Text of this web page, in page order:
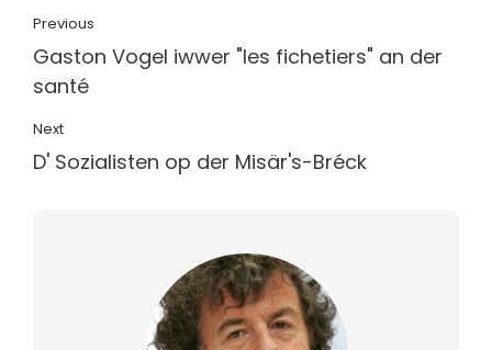
Previous
Gaston Vogel iwwer "les fichetiers" an der
santé
Next
D' Sozialisten op der Misär's-Bréck